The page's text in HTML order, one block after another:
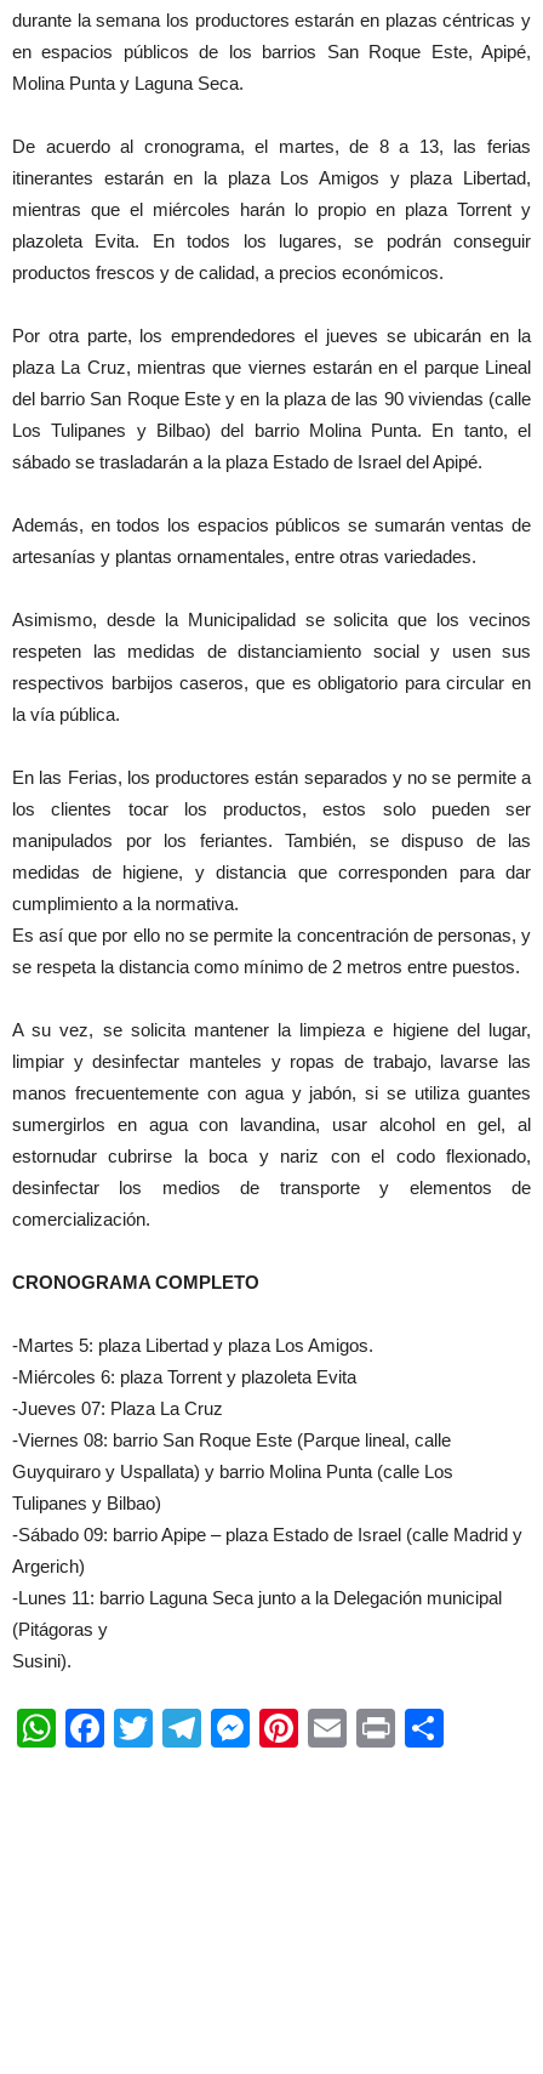
durante la semana los productores estarán en plazas céntricas y
en espacios públicos de los barrios San Roque Este, Apipé,
Molina Punta y Laguna Seca.
De acuerdo al cronograma, el martes, de 8 a 13, las ferias
itinerantes estarán en la plaza Los Amigos y plaza Libertad,
mientras que el miércoles harán lo propio en plaza Torrent y
plazoleta Evita. En todos los lugares, se podrán conseguir
productos frescos y de calidad, a precios económicos.
Por otra parte, los emprendedores el jueves se ubicarán en la
plaza La Cruz, mientras que viernes estarán en el parque Lineal
del barrio San Roque Este y en la plaza de las 90 viviendas (calle
Los Tulipanes y Bilbao) del barrio Molina Punta. En tanto, el
sábado se trasladarán a la plaza Estado de Israel del Apipé.
Además, en todos los espacios públicos se sumarán ventas de
artesanías y plantas ornamentales, entre otras variedades.
Asimismo, desde la Municipalidad se solicita que los vecinos
respeten las medidas de distanciamiento social y usen sus
respectivos barbijos caseros, que es obligatorio para circular en
la vía pública.
En las Ferias, los productores están separados y no se permite a
los clientes tocar los productos, estos solo pueden ser
manipulados por los feriantes. También, se dispuso de las
medidas de higiene, y distancia que corresponden para dar
cumplimiento a la normativa.
Es así que por ello no se permite la concentración de personas, y
se respeta la distancia como mínimo de 2 metros entre puestos.
A su vez, se solicita mantener la limpieza e higiene del lugar,
limpiar y desinfectar manteles y ropas de trabajo, lavarse las
manos frecuentemente con agua y jabón, si se utiliza guantes
sumergirlos en agua con lavandina, usar alcohol en gel, al
estornudar cubrirse la boca y nariz con el codo flexionado,
desinfectar los medios de transporte y elementos de
comercialización.
CRONOGRAMA COMPLETO
-Martes 5: plaza Libertad y plaza Los Amigos.
-Miércoles 6: plaza Torrent y plazoleta Evita
-Jueves 07: Plaza La Cruz
-Viernes 08: barrio San Roque Este (Parque lineal, calle
Guyquiraro y Uspallata) y barrio Molina Punta (calle Los
Tulipanes y Bilbao)
-Sábado 09: barrio Apipe – plaza Estado de Israel (calle Madrid y
Argerich)
-Lunes 11: barrio Laguna Seca junto a la Delegación municipal
(Pitágoras y
Susini).
WhatsApp
Facebook
TwitterTelegram
Messenger
Pinterest
EmailPrint